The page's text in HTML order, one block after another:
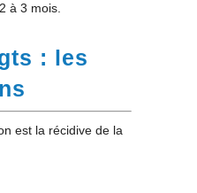
à 3 mois.
: les
est la récidive de la